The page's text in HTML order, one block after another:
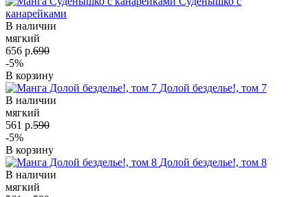
канарейками
В наличии
мягкий
656 р.690
-5%
В корзину
Долой безделье!, том 7
В наличии
мягкий
561 р.590
-5%
В корзину
Долой безделье!, том 8
В наличии
мягкий